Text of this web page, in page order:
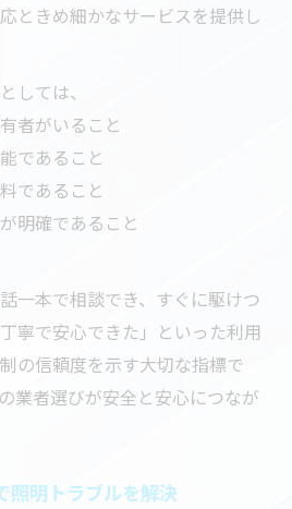
ときめ細かなサービスを提供し
しては、
者がいること
であること
であること
明確であること
一本で相談でき、すぐに駆けつ
寧で安心できた」といった利用
の信頼度を示す大切な指標で
業者選びが安全と安心につなが
照明トラブルを解決